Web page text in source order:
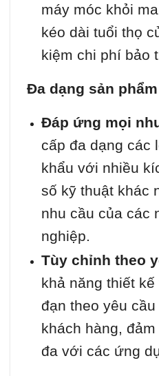
máy móc khỏi
kéo dài tuổi thọ
kiệm chi phí bảo
Đa dạng sản
Đáp ứng mọi
cấp đa dạng các
khẩu với nhiều
số kỹ thuật khác
nhu cầu của các
nghiệp.
Tùy chỉnh theo
khả năng thiết
đạn theo yêu
khách hàng,
đa với các ứng